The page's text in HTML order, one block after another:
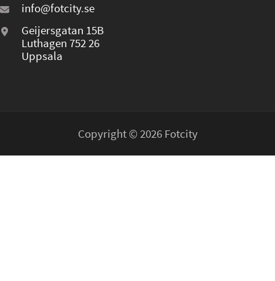
info@fotcity.se
Geijersgatan 15B
Luthagen 752 26
Uppsala
Copyright © 2026 Fotcity